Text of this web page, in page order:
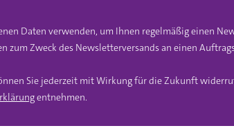
Daten verwenden, um Ihnen regelmäßig einen
zum Zweck des Newsletterversands an einen
Sie jederzeit mit Wirkung für die Zukunft
entnehmen.